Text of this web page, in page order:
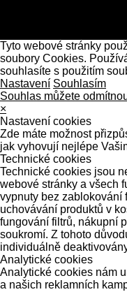
Tyto webové stránky
soubory Cookies.
souhlasíte s použitím
Nastavení Souhlasím
Souhlas můžete
×
Nastavení cookies
Zde máte možnost
jak vyhovují nejlépe
Technické cookies
Technické cookies jsou
webové stránky a všech
vypnuty bez zablokování
uchovávání produktů v
fungování filtrů, nákupní
soukromí. Z tohoto
individuálně
Analytické cookies
Analytické cookies nám
a našich reklamních